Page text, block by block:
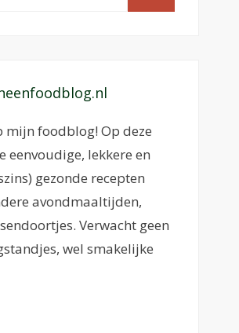
mijn foodblog! Op deze
eenvoudige, lekkere en
gezonde recepten
avondmaaltijden,
Verwacht geen
wel smakelijke